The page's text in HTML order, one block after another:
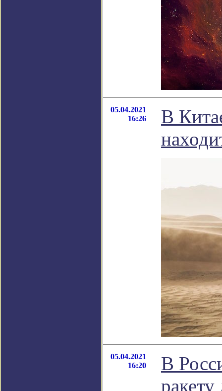
05.04.2021
16:26
В
05.04.2021
16:20
В